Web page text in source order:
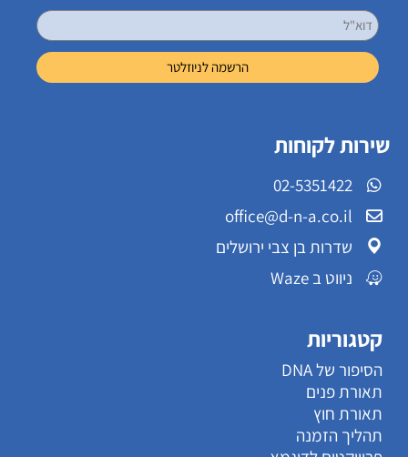
שירות לקוחות
02-5351422
office@d-n-a.co.il
שדרות בן צבי ירושלים
ניווט ב Waze
קטגוריות
הסיפור של DNA
תאורת פנים
תאורת חוץ
תהליך הזמנה